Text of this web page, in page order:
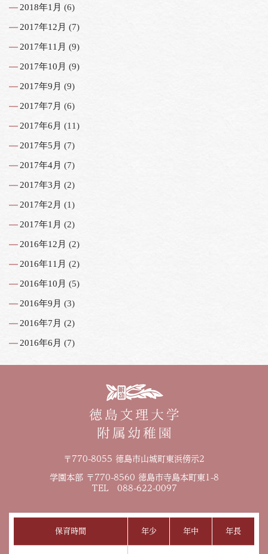
2018年1月 (6)
2017年12月 (7)
2017年11月 (9)
2017年10月 (9)
2017年9月 (9)
2017年7月 (6)
2017年6月 (11)
2017年5月 (7)
2017年4月 (7)
2017年3月 (2)
2017年2月 (1)
2017年1月 (2)
2016年12月 (2)
2016年11月 (2)
2016年10月 (5)
2016年9月 (3)
2016年7月 (2)
2016年6月 (7)
〒770-8055 徳島市山城町東浜傍示2
学園本部 〒770-8560 徳島市寺島本町東1-8
TEL 088-622-0097
保育時間 年少 年中 年長